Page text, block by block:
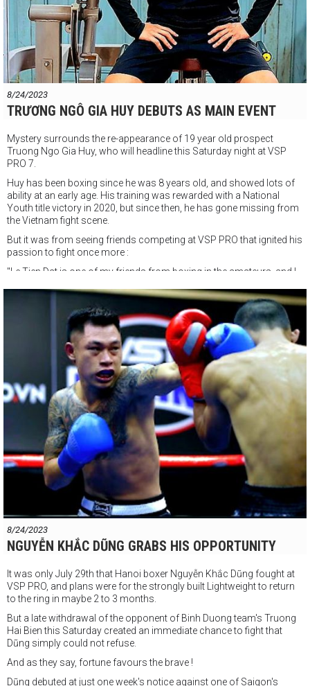
8/24/2023
TRƯƠNG NGÔ GIA HUY DEBUTS AS MAIN EVENT
Mystery surrounds the re-appearance of 19 year old prospect
Truong Ngo Gia Huy, who will headline this Saturday night at VSP
PRO 7.
Huy has been boxing since he was 8 years old, and showed lots of
ability at an early age. His training was rewarded with a National
Youth title victory in 2020, but since then, he has gone missing from
the Vietnam fight scene.
But it was from seeing friends competing at VSP PRO that ignited his
passion to fight once more :
"Le Tien Dat is one of my friends from boxing in the amateurs, and I
really impressive. It gives me a lot of motivation to do well. Now it's
my turn to shine !"
Huy is prepared by the Ho Ch Minh Boxing Club and has a difficult
task on debut. He faces experienced resuming boxer, former city
champion Nguyễn Luong Cong Khai.
"VSP PRO 7" Saturday August 26th Starts 6pm
Live from VSP Gym HCMC.
8/24/2023
NGUYỄN KHẮC DŨNG GRABS HIS OPPORTUNITY
It was only July 29th that Hanoi boxer Nguyễn Khắc Dũng fought at
VSP PRO, and plans were for the strongly built Lightweight to return
to the ring in maybe 2 to 3 months.
But a late withdrawal of the opponent of Binh Duong team's Truong
Hai Bien this Saturday created an immediate chance to fight that
Dũng simply could not refuse.
And as they say, fortune favours the brave !
Dũng debuted at just one week's notice against one of Saigon's